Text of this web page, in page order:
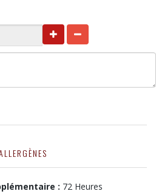
: 72 Heures